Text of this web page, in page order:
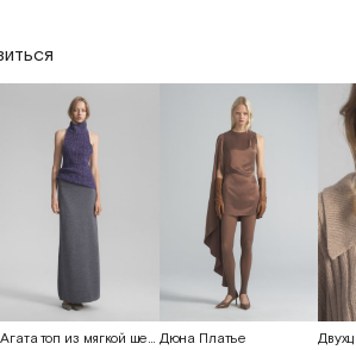
Агата топ из мягкой шерсти альпака Дюна Платье